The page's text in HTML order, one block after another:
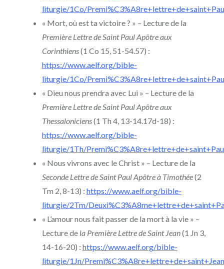
liturgie/1Co/
« Mort, où est ta victoire ? » – Lecture de la
Première Lettre de Saint Paul Apôtre aux
Corinthiens(1 Co 15, 51-54.57) :
https://www.aelf.org/bible-
liturgie/1Co/
« Dieu nous prendra avec Lui » – Lecture de la
Première Lettre de Saint Paul Apôtre aux
Thessaloniciens(1 Th 4, 13-14.17d-18) :
https://www.aelf.org/bible-
liturgie/1Th/
« Nous vivrons avec le Christ » – Lecture de la
Seconde Lettre de Saint Paul Apôtre à Timothée(2
Tm 2, 8-13) : https://www.aelf.org/bible-
liturgie/2Tm/
« L’amour nous fait passer de la mort à la vie » –
Lecture de la Première Lettre de Saint Jean(1 Jn 3,
14-16-20) : https://www.aelf.org/bible-
liturgie/1Jn/